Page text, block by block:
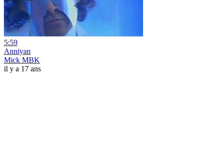
5:59
Anniyan
Mick MBK
il y a 17 ans